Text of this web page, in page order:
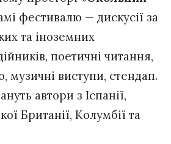
фестивалю — дискусії за
та іноземних
поетичні читання,
музичні виступи, стендап.
автори з Іспанії,
Британії, Колумбії та